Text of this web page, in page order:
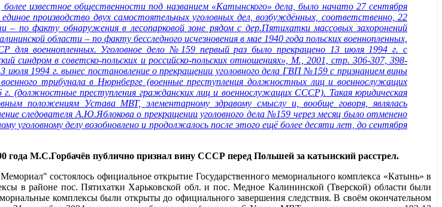
известное общественности под названием «Катынского» дела, было начато 27 сентября
производство двух самостоятельных уголовных дел, возбуждённых, соответственно, 22
– по факту обнаружения в лесопарковой зоне рядом с дер.Пятихатки массовых захоронений
области – по факту бесследного исчезновения в мае 1940 года польских военнопленных,
для военнопленных. Уголовное дело №159 первый раз было прекращено 13 июля 1994 г. с
синдром в советско-польских и российско-польских отношениях», М., 2001, стр. 306-307, 398-
1994 г. вынес постановление о прекращении уголовного дела ГВП №159 с признанием вины
трибунала в Нюрнберге (военные преступления должностных лиц и военнослужащих
(должностные преступления гражданских лиц и военнослужащих СССР). Такая юридическая
положениям Устава МВТ, элементарному здравому смыслу и, вообще говоря, являлась
следователя А.Ю.Яблокова о прекращении уголовного дела №159 через месяц было отменено
уголовному делу возобновлено и продолжалось после этого ещё более десяти лет, до сентября
года М.С.Горбачёв публично признал вину СССР перед Польшей за катынский расстрел.
состоялось официальное открытие Государственного мемориального комплекса «Катынь» в
в районе пос. Пятихатки Харьковской обл. и пос. Медное Калининской (Тверской) области были
комплексы были открыты до официального завершения следствия. В своём окончательном